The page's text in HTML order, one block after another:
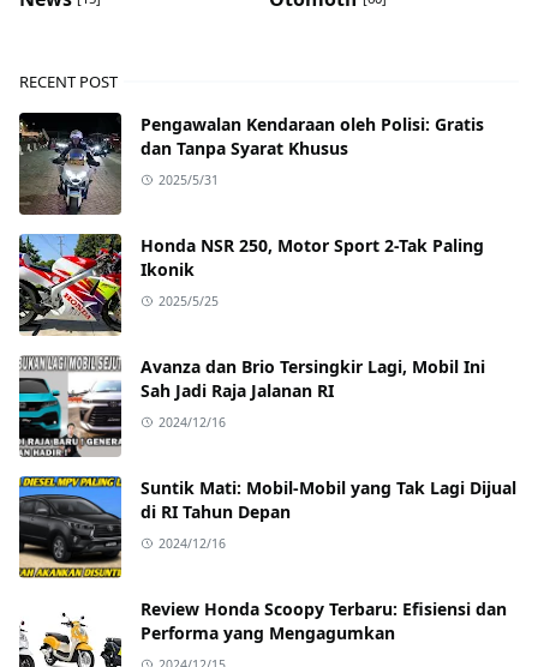
RECENT POST
Pengawalan Kendaraan oleh Polisi: Gratis
dan Tanpa Syarat Khusus
2025/5/31
Honda NSR 250, Motor Sport 2-Tak Paling
Ikonik
2025/5/25
Avanza dan Brio Tersingkir Lagi, Mobil Ini
Sah Jadi Raja Jalanan RI
2024/12/16
Suntik Mati: Mobil-Mobil yang Tak Lagi Dijual
di RI Tahun Depan
2024/12/16
Review Honda Scoopy Terbaru: Efisiensi dan
Performa yang Mengagumkan